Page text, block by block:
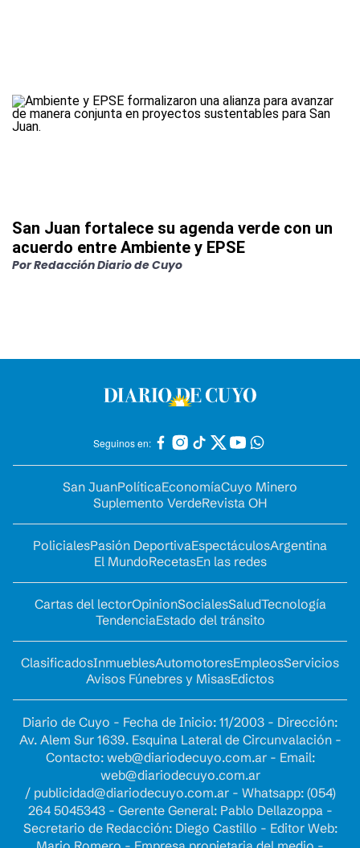
San Juan fortalece su agenda verde con un
acuerdo entre Ambiente y EPSE
PorRedacción Diario de Cuyo
Seguinos en:
San JuanPolíticaEconomíaCuyo Minero
Suplemento VerdeRevista OH
PolicialesPasión DeportivaEspectáculosArgentina
El MundoRecetasEn las redes
Cartas del lectorOpinionSocialesSaludTecnología
TendenciaEstado del tránsito
ClasificadosInmueblesAutomotoresEmpleosServicios
Avisos Fúnebres y MisasEdictos
Diario de Cuyo - Fecha de Inicio: 11/2003 - Dirección:
Av. Alem Sur 1639. Esquina Lateral de Circunvalación -
Contacto: web@diariodecuyo.com.ar- Email:
web@diariodecuyo.com.ar
/ publicidad@diariodecuyo.com.ar- Whatsapp: (054)
264 5045343 - Gerente General: Pablo Dellazoppa -
Secretario de Redacción: Diego Castillo - Editor Web: